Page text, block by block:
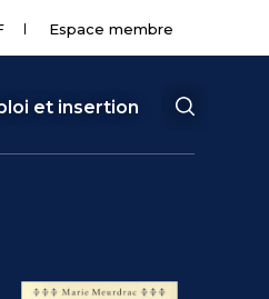
Espace membre
et insertion